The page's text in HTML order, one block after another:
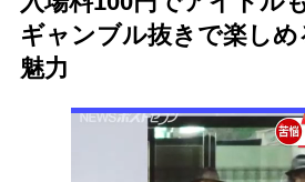
ギャンブル抜きで楽しめ
魅力